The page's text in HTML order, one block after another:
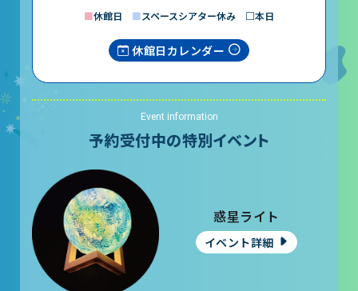
マルチメディアコーナー
常設展示室
大村智名誉館長
サイエンスショーブース
中庭テラス
多目的ホール
作品展
科学作品展
■休館日 ■スペースシアター休み □本日
休館日カレンダー
Event information
予約受付中の特別イベント
惑星ライト
イベント詳細